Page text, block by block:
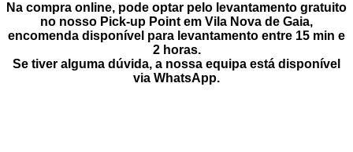
Na compra online, pode optar pelo levantamento gratuito
no nosso Pick-up Point em Vila Nova de Gaia,
encomenda disponível para levantamento entre 15 min e
2 horas.
Se tiver alguma dúvida, a nossa equipa está disponível
via WhatsApp.